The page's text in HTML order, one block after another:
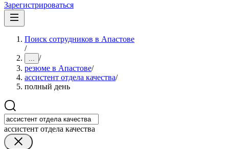
Зарегистрироваться
Поиск сотрудников в Апастове
/
... /
резюме в Апастове/
ассистент отдела качества/
полный день
ассистент отдела качества